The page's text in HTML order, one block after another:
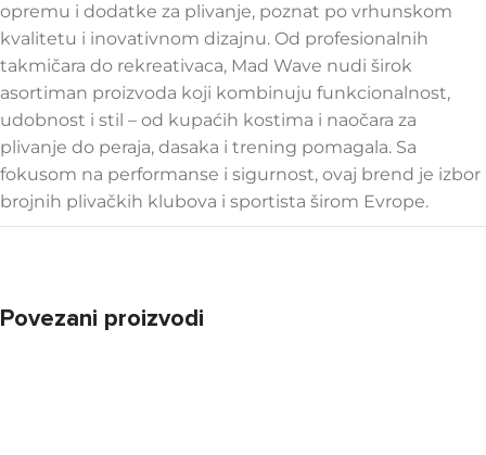
opremu i dodatke za plivanje, poznat po vrhunskom
kvalitetu i inovativnom dizajnu. Od profesionalnih
takmičara do rekreativaca, Mad Wave nudi širok
asortiman proizvoda koji kombinuju funkcionalnost,
udobnost i stil – od kupaćih kostima i naočara za
plivanje do peraja, dasaka i trening pomagala. Sa
fokusom na performanse i sigurnost, ovaj brend je izbor
brojnih plivačkih klubova i sportista širom Evrope.
Povezani proizvodi